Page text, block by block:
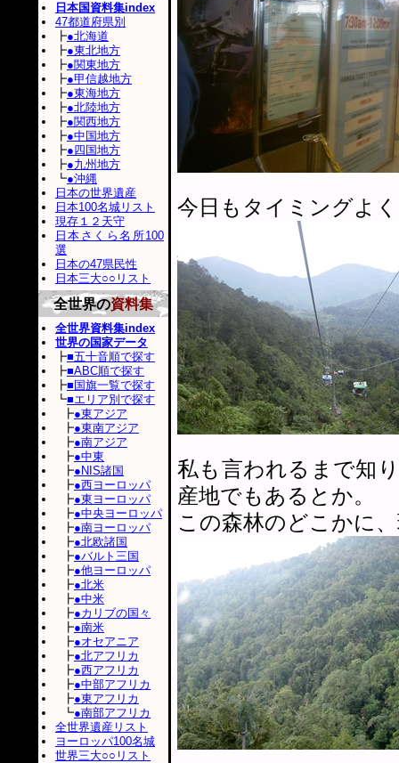
今日もタイミングよ
私も言われるまで知
産地でもあるとか。
この森林のどこかに
日本国資料集index
47都道府県別
┣●北海道
┣●東北地方
┣●関東地方
┣●甲信越地方
┣●東海地方
┣●北陸地方
┣●関西地方
┣●中国地方
┣●四国地方
┣●九州地方
┗●沖縄
日本の世界遺産
日本100名城リスト
現存１２天守
日本さくら名所100
選
日本の47県民性
日本三大○○リスト
全世界の資料集
全世界資料集index
世界の国家データ
┣■五十音順で探す
┣■ABC順で探す
┣■国旗一覧で探す
┗■エリア別で探す
┣●東アジア
┣●東南アジア
┣●南アジア
┣●中東
┣●NIS諸国
┣●西ヨーロッパ
┣●東ヨーロッパ
┣●中央ヨーロッパ
┣●南ヨーロッパ
┣●北欧諸国
┣●バルト三国
┣●他ヨーロッパ
┣●北米
┣●中米
┣●カリブの国々
┣●南米
┣●オセアニア
┣●北アフリカ
┣●西アフリカ
┣●中部アフリカ
┣●東アフリカ
┗●南部アフリカ
全世界遺産リスト
ヨーロッパ100名城
世界三大○○リスト